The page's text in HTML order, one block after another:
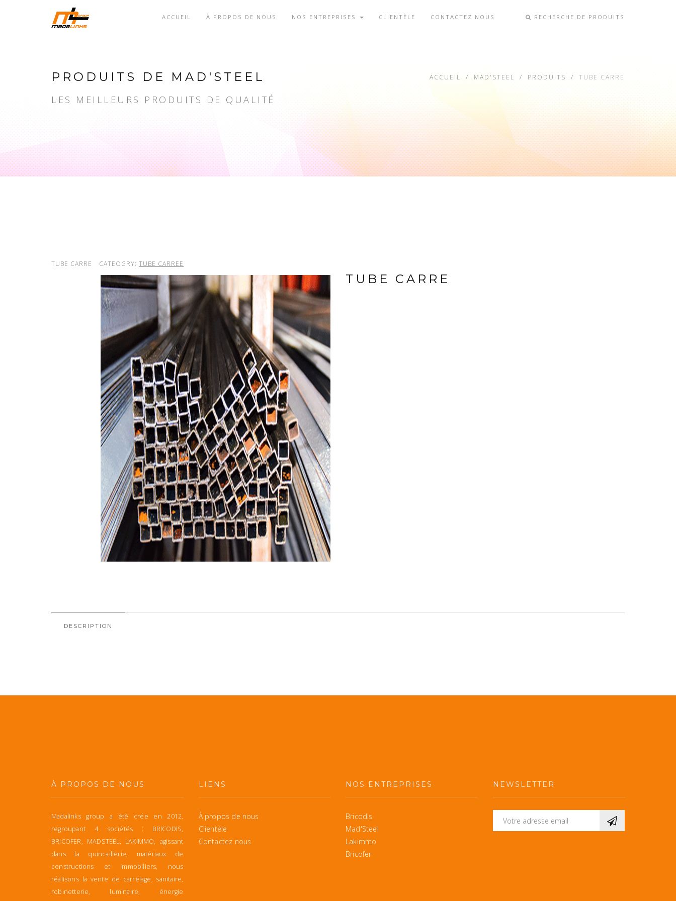
ACCUEIL À PROPOS DE NOUS NOS ENTREPRISES CLIENTÈLE CONTACTEZ NOUS RECHERCHE DE PRODUITS
PRODUITS DE MAD'STEEL
LES MEILLEURS PRODUITS DE QUALITÉ
ACCUEIL MAD'STEEL PRODUITS TUBE CARRE
TUBE CARRE CATEOGRY:TUBE CARREE
TUBE CARRE
DESCRIPTION
À PROPOS DE NOUS
Madalinks group a été crée en 2012,
regroupant 4 sociétés : BRICODIS,
BRICOFER, MADSTEEL, LAKIMMO, agissant
dans la quincaillerie, matériaux de
constructions et immobiliers, nous
réalisons la vente de carrelage, sanitaire,
robinetterie, luminaire, énergie
LIENS
À propos de nous
Clientèle
Contactez nous
NOS ENTREPRISES
Bricodis
Mad'Steel
Lakimmo
Bricofer
NEWSLETTER